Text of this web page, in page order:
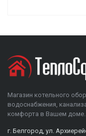
Магазин котельного
водоснабжения,
комфорта в Вашем доме.
г. Белгород, ул.